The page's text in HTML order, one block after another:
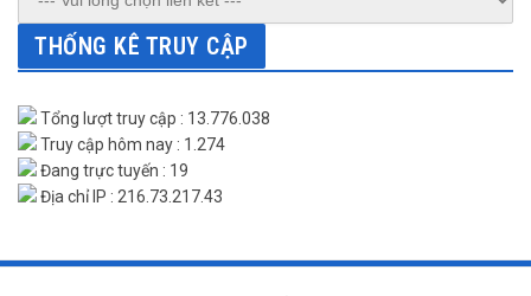
THỐNG KÊ TRUY CẬP
Tổng lượt truy cập : 13.776.038
Truy cập hôm nay : 1.274
Đang trực tuyến : 19
Địa chỉ IP : 216.73.217.43